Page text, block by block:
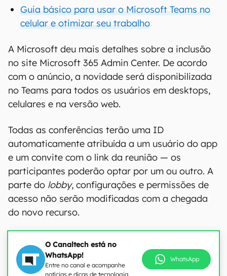
Guia básico para usar o Microsoft Teams no
celular e otimizar seu trabalho
A Microsoft deu mais detalhes sobre a inclusão
no site Microsoft 365 Admin Center. De acordo
com o anúncio, a novidade será disponibilizada
no Teams para todos os usuários em desktops,
celulares e na versão web.
Todas as conferências terão uma ID
automaticamente atribuída a um usuário do app
e um convite com o link da reunião — os
participantes poderão optar por um ou outro. A
parte do lobby, configurações e permissões de
acesso não serão modificadas com a chegada
do novo recurso.
O Canaltech está no
WhatsApp!
Entre no canal e acompanhe
notícias e dicas de tecnologia
WhatsApp